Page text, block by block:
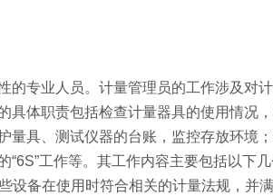
专业人员。计量管理员的工作涉及对
体职责包括检查计量器具的使用情况
具、测试仪器的台账，监控存放环境
工作等。其工作内容主要包括以下几
设备在使用时符合相关的计量法规，并